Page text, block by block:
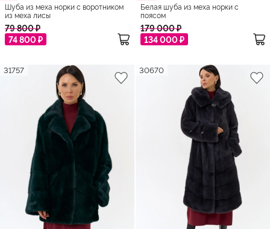
Шуба из меха норки с воротником
из меха лисы
79 800 ₽
74 800 ₽
Белая шуба из меха норки с
поясом
179 000 ₽
134 000 ₽
31757 30670